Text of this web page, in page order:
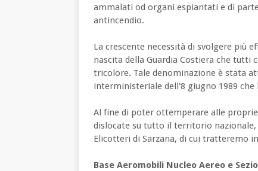
ammalati od organi espiantati e di
antincendio.
La crescente necessità di svolgere più
nascita della Guardia Costiera che tutti
tricolore. Tale denominazione è stata
interministeriale dell'8 giugno 1989
Al fine di poter ottemperare alle
dislocate su tutto il territorio nazionale,
Elicotteri di Sarzana, di cui tratteremo
Base Aeromobili Nucleo Aereo e